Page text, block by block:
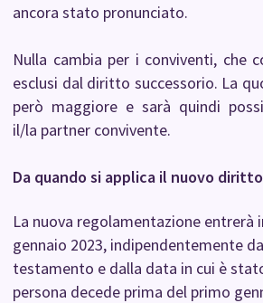
ancora stato pronunciato.
Nulla cambia per i conviventi, che
esclusi dal diritto successorio. La
però maggiore e sarà quindi
il/la partner convivente.
Da quando si applica il nuovo
La nuova regolamentazione entrerà
gennaio 2023, indipendentemente
testamento e dalla data in cui è
persona decede prima del primo